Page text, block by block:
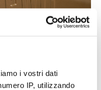
i vostri dati
IP, utilizzando